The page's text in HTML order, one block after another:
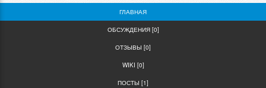
ГЛАВНАЯ
ОБСУЖДЕНИЯ [0]
ОТЗЫВЫ [0]
WIKI [0]
ПОСТЫ [1]